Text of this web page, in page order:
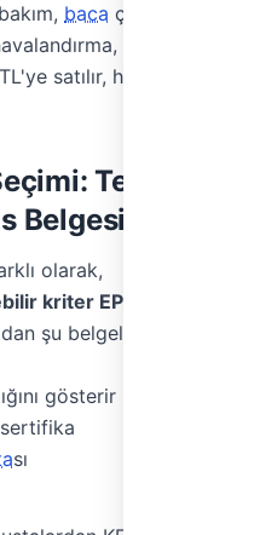
baca çekiş
satılır, hayat
Tek
Belgesi
olarak,
kriter EPDK
şu belgeleri
gösterir kart
sertifika
sı